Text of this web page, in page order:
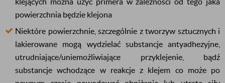
powierzchnia będzie klejona
Niektóre powierzchnie, szczególnie z tworzyw sztucznych i
lakierowane mogą wydzielać substancje antyadhezyjne,
utrudniające/uniemożliwiające przyklejenie, bądź
substancje wchodzące w reakcje z klejem co może po